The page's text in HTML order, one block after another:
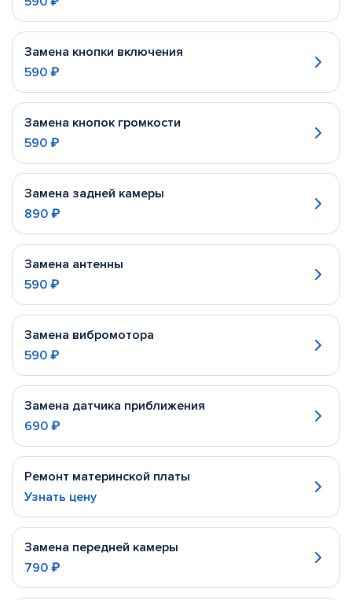
Замена кнопки включения
590 ₽
Замена кнопок громкости
590 ₽
Замена задней камеры
890 ₽
Замена антенны
590 ₽
Замена вибромотора
590 ₽
Замена датчика приближения
690 ₽
Ремонт материнской платы
Узнать цену
Замена передней камеры
790 ₽